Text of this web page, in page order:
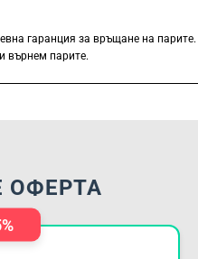
гаранция за връщане на парите.
върнем парите.
ОФЕРТА